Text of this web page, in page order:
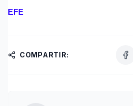
EFE
COMPARTIR: